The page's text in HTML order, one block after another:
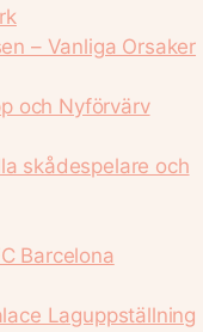
– Vanliga Orsaker
och Nyförvärv
skådespelare och
Barcelona
Laguppställning